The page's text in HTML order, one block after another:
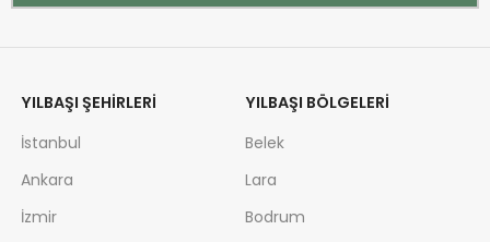
YILBAŞI ŞEHIRLERI
İstanbul
Ankara
İzmir
YILBAŞI BÖLGELERI
Belek
Lara
Bodrum